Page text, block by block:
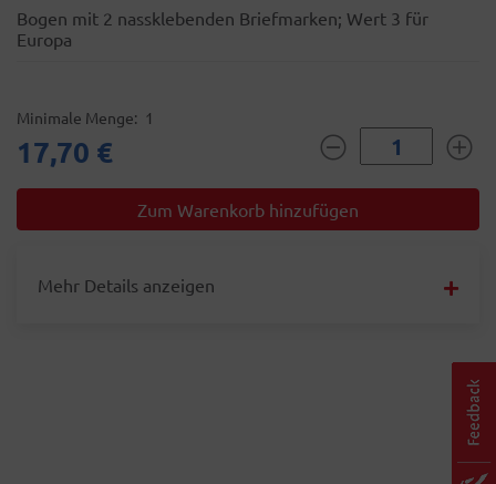
Bogen mit 2 nassklebenden Briefmarken; Wert 3 für
Europa
Minimale Menge 1
17,70 €
Mehr Details anzeigen